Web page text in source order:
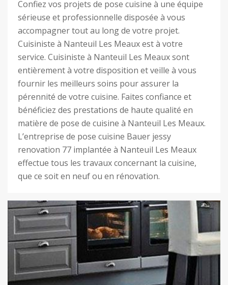
Confiez vos projets de pose cuisine à une équipe
sérieuse et professionnelle disposée à vous
accompagner tout au long de votre projet.
Cuisiniste à Nanteuil Les Meaux est à votre
service. Cuisiniste à Nanteuil Les Meaux sont
entièrement à votre disposition et veille à vous
fournir les meilleurs soins pour assurer la
pérennité de votre cuisine. Faites confiance et
bénéficiez des prestations de haute qualité en
matière de pose de cuisine à Nanteuil Les Meaux.
L’entreprise de pose cuisine Bauer jessy
renovation 77 implantée à Nanteuil Les Meaux
effectue tous les travaux concernant la cuisine,
que ce soit en neuf ou en rénovation.